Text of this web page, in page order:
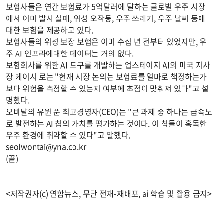
보험사들은 연간 보험료가 5억달러에 달하는 글로벌 우주 시장
에서 이미 발사 실패, 위성 오작동, 우주 쓰레기, 우주 날씨 등에
대한 보험을 제공하고 있다.
보험사들의 위성 보장 보험은 이미 수십 년 전부터 있었지만, 우
주 AI 인프라에대한 데이터는 거의 없다.
보험회사를 위한 AI 도구를 개발하는 업스테이지 AI의 미국 지사
장 케이시 로는 "현재 시장 논의는 보험료를 얼마로 책정하는가
보다 위험을 측정할 수 있는지 여부에 초점이 맞춰져 있다"고 설
명했다.
오비탈의 유윈 푼 최고경영자(CEO)는 "큰 과제 중 하나는 급속도
로 발전하는 AI 칩의 가치를 평가하는 것이다. 이 칩들이 혹독한
우주 환경에 취약할 수 있다"고 말했다.
seolwontai@yna.co.kr
(끝)
<저작권자(c) 연합뉴스, 무단 전재-재배포, ai 학습 및 활용 금지>